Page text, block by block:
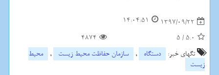
1397/09/22
14:04:51
5.0
/
5
4874
تگهای خبر:
دستگاه , سازمان حفاظت محیط زیست ,
محیط
زیست